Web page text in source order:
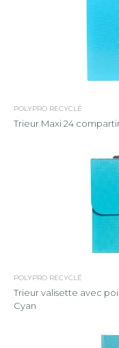
POLYPRO RECYCLÉ
Trieur Maxi 24
POLYPRO RECYCLÉ
Trieur valisette avec
Cyan